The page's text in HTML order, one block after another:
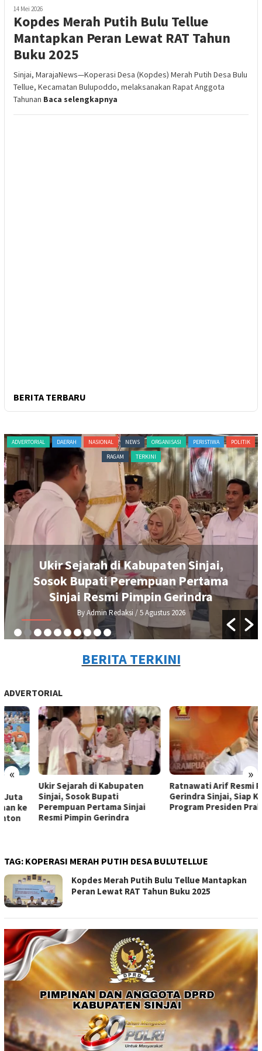
14 Mei 2026
Kopdes Merah Putih Bulu Tellue
Mantapkan Peran Lewat RAT Tahun
Buku 2025
Sinjai, MarajaNews—Koperasi Desa (Kopdes) Merah Putih Desa Bulu
Tellue, Kecamatan Bulupoddo, melaksanakan Rapat Anggota
Tahunan Baca selengkapnya
BERITA TERBARU
ADVERTORIAL DAERAH NASIONAL NEWS ORGANISASI PERISTIWA
POLITIK
RAGAM
TERKINI
Ukir Sejarah di Kabupaten Sinjai,
Sosok Bupati Perempuan Pertama
Sinjai Resmi Pimpin Gerindra
By Admin Redaksi / 5 Agustus 2026
BERITA TERKINI
ADVERTORIAL
« »
Ukir Sejarah di Kabupaten
Sinjai, Sosok Bupati
Perempuan Pertama Sinjai
Resmi Pimpin Gerindra
Ratnawati Arif Resmi Pimpin
Gerindra Sinjai, Siap Kawal
Program Presiden Prabowo
TAG: KOPERASI MERAH PUTIH DESA BULUTELLUE
Kopdes Merah Putih Bulu Tellue Mantapkan
Peran Lewat RAT Tahun Buku 2025